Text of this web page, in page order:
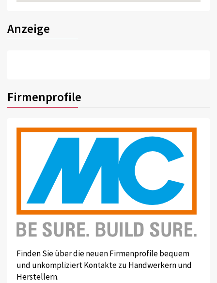
Anzeige
Firmenprofile
Finden Sie über die neuen Firmenprofile bequem
und unkompliziert Kontakte zu Handwerkern und
Herstellern.